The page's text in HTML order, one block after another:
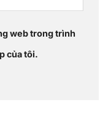
web trong trình
của tôi.